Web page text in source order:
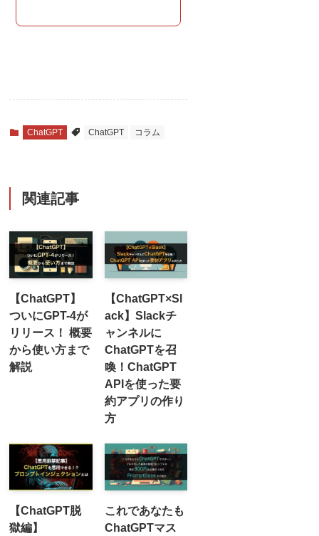
ChatGPT ChatGPT コラム
関連記事
【ChatGPT】
ついにGPT-4が
リリース！ 概要
から使い方まで
解説
【ChatGPT×Sl
ack】Slackチ
ャンネルに
ChatGPTを召
喚！ChatGPT
APIを使った要
約アプリの作り
方
【ChatGPT脱
獄編】
これであなたも
ChatGPTマス